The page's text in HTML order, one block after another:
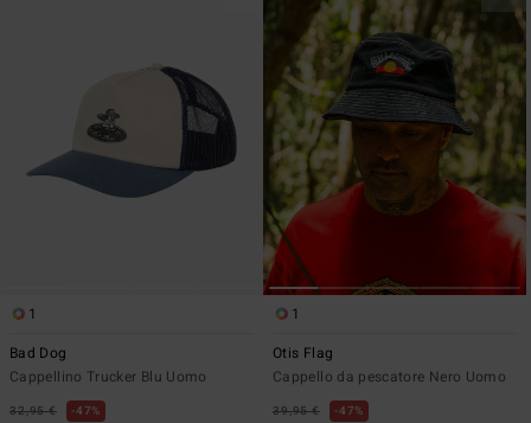
1
Bad Dog
Cappellino Trucker Blu Uomo
32,95 € 47%
1
Otis Flag
Cappello da pescatore Nero Uomo
39,95 € 47%